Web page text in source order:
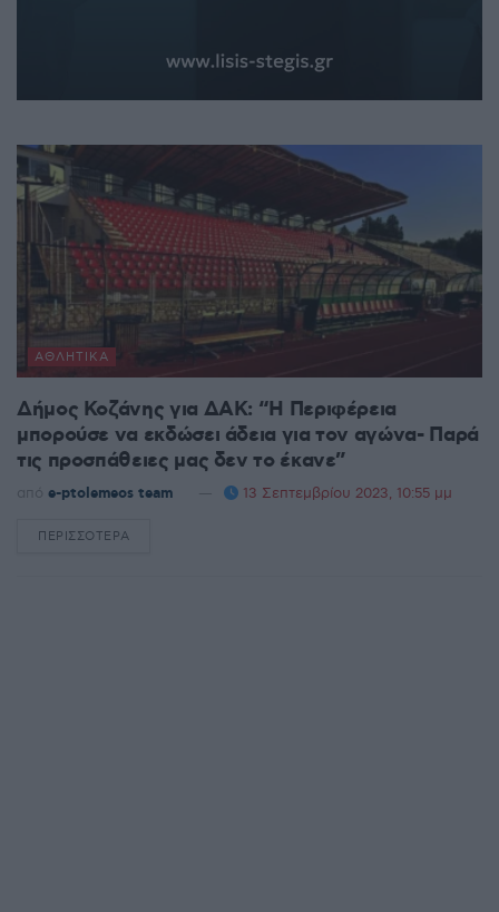
ΑΘΛΗΤΙΚΆ
Δήμος Κοζάνης για ΔΑΚ: “Η Περιφέρεια
μπορούσε να εκδώσει άδεια για τον αγώνα- Παρά
τις προσπάθειες μας δεν το έκανε”
από e-ptolemeos team 13 Σεπτεμβρίου 2023, 10:55 μμ
ΠΕΡΙΣΣΌΤΕΡΑ